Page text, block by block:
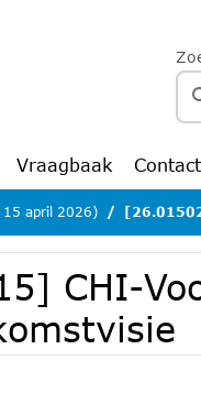
Vraagbaak Contact
15 april 2026)
CHI-